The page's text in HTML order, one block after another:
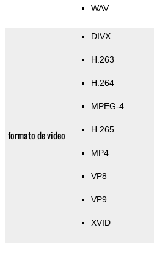
WAV
formato de video
DIVX
H.263
H.264
MPEG-4
H.265
MP4
VP8
VP9
XVID